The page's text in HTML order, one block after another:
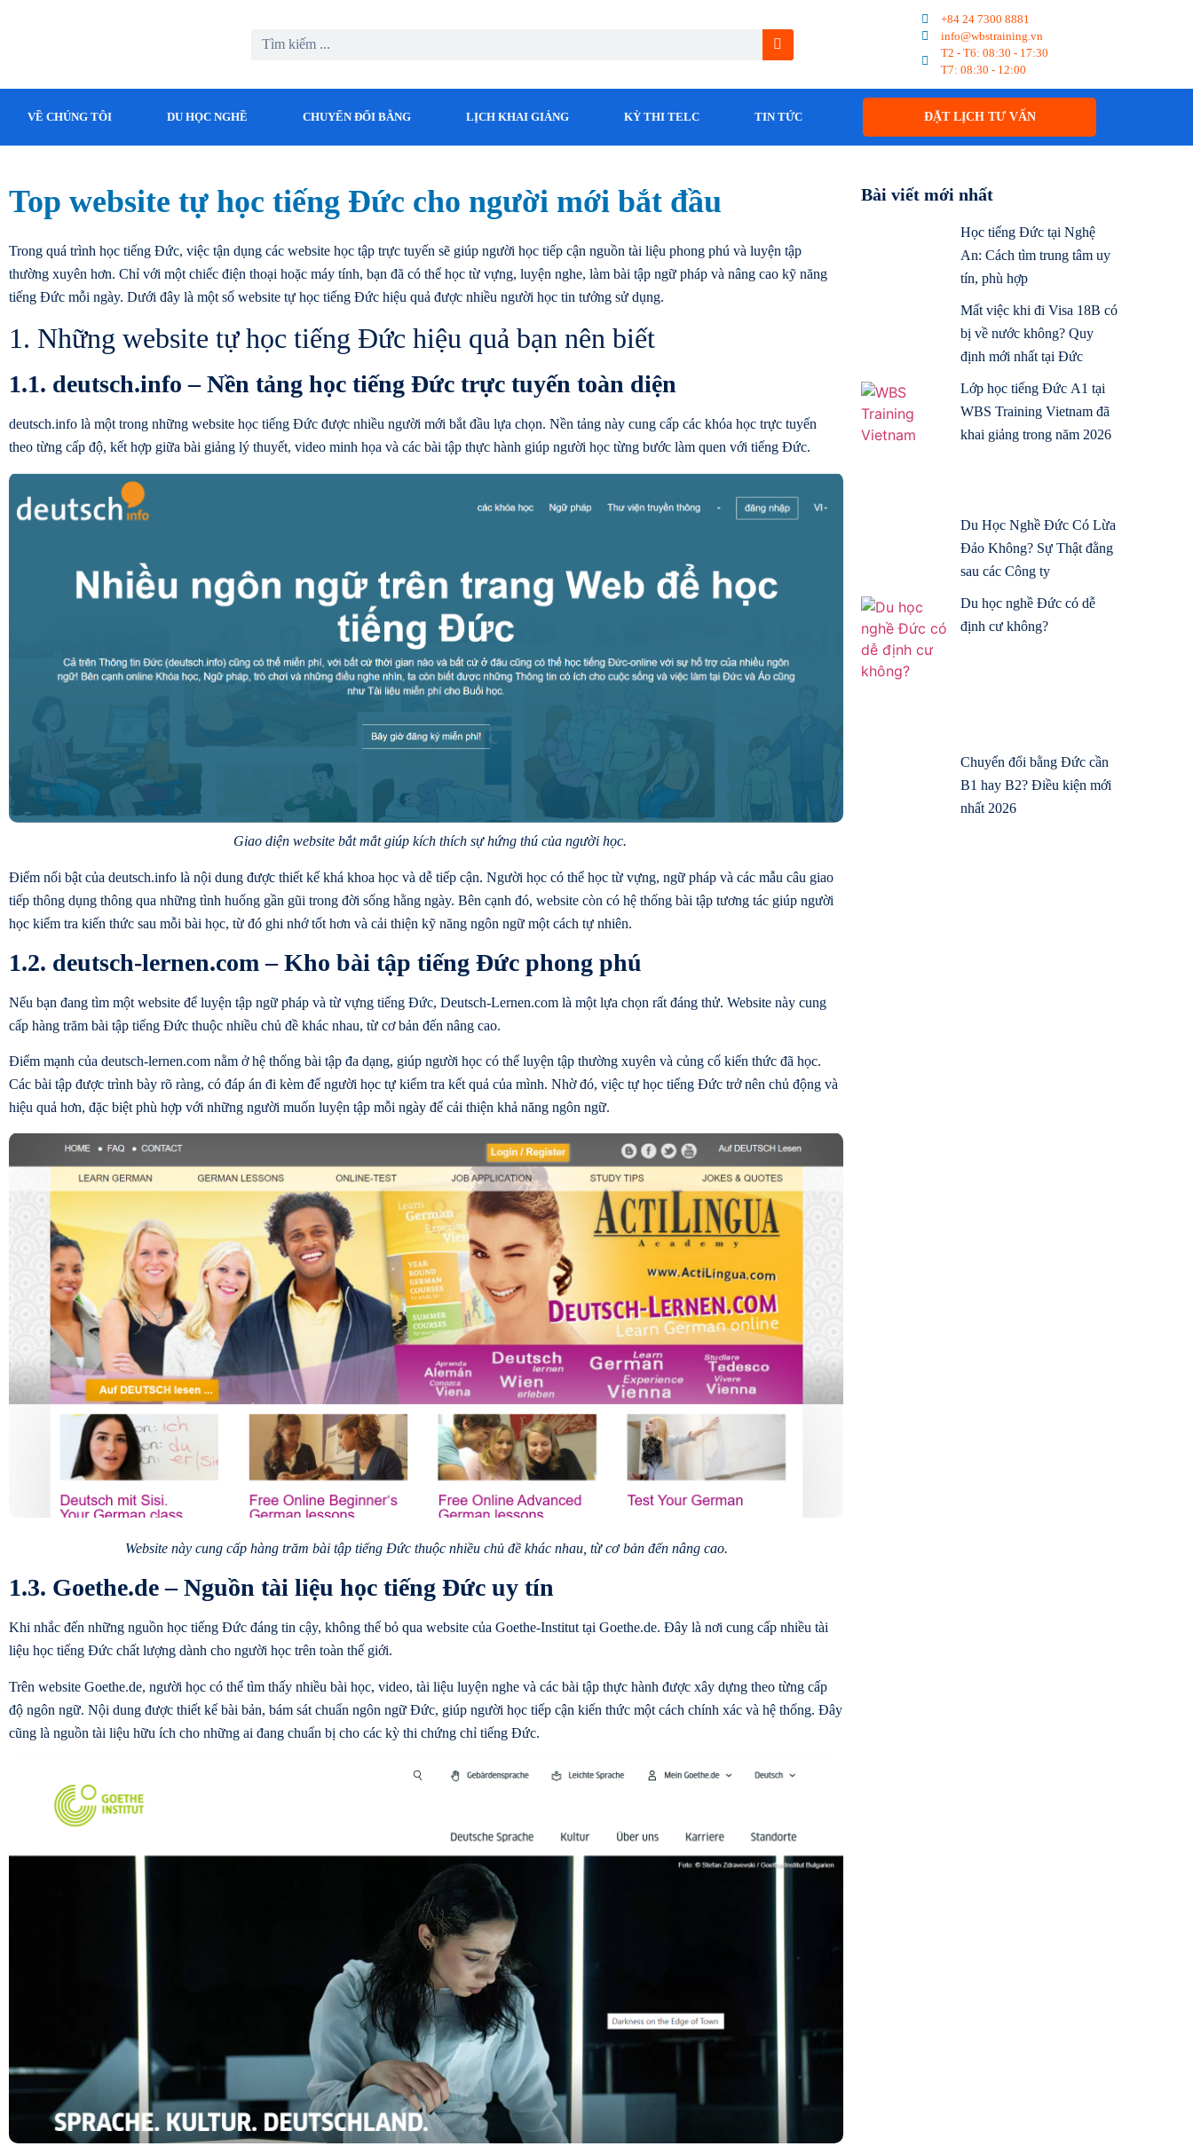
+84 24 7300 8881
info@wbstraining.vn
T2 - T6: 08:30 - 17:30
T7: 08:30 - 12:00
VỀ CHÚNG TÔI DU HỌC NGHỀ CHUYỂN ĐỔI BẰNG LỊCH KHAI GIẢNG KỲ THI TELC TIN TỨC ĐẶT LỊCH TƯ VẤN
Top website tự học tiếng Đức cho người mới bắt đầu
Trong quá trình học tiếng Đức, việc tận dụng các website học tập trực tuyến sẽ giúp người học tiếp cận nguồn tài liệu phong phú và luyện tập
thường xuyên hơn. Chỉ với một chiếc điện thoại hoặc máy tính, bạn đã có thể học từ vựng, luyện nghe, làm bài tập ngữ pháp và nâng cao kỹ năng
tiếng Đức mỗi ngày. Dưới đây là một số website tự học tiếng Đức hiệu quả được nhiều người học tin tưởng sử dụng.
1. Những website tự học tiếng Đức hiệu quả bạn nên biết
1.1. deutsch.info – Nền tảng học tiếng Đức trực tuyến toàn diện
deutsch.info là một trong những website học tiếng Đức được nhiều người mới bắt đầu lựa chọn. Nền tảng này cung cấp các khóa học trực tuyến
theo từng cấp độ, kết hợp giữa bài giảng lý thuyết, video minh họa và các bài tập thực hành giúp người học từng bước làm quen với tiếng Đức.
Giao diện website bắt mắt giúp kích thích sự hứng thú của người học.
Điểm nổi bật của deutsch.info là nội dung được thiết kế khá khoa học và dễ tiếp cận. Người học có thể học từ vựng, ngữ pháp và các mẫu câu giao
tiếp thông dụng thông qua những tình huống gần gũi trong đời sống hằng ngày. Bên cạnh đó, website còn có hệ thống bài tập tương tác giúp người
học kiểm tra kiến thức sau mỗi bài học, từ đó ghi nhớ tốt hơn và cải thiện kỹ năng ngôn ngữ một cách tự nhiên.
1.2. deutsch-lernen.com – Kho bài tập tiếng Đức phong phú
Nếu bạn đang tìm một website để luyện tập ngữ pháp và từ vựng tiếng Đức, Deutsch-Lernen.com là một lựa chọn rất đáng thử. Website này cung
cấp hàng trăm bài tập tiếng Đức thuộc nhiều chủ đề khác nhau, từ cơ bản đến nâng cao.
Điểm mạnh của deutsch-lernen.com nằm ở hệ thống bài tập đa dạng, giúp người học có thể luyện tập thường xuyên và củng cố kiến thức đã học.
Các bài tập được trình bày rõ ràng, có đáp án đi kèm để người học tự kiểm tra kết quả của mình. Nhờ đó, việc tự học tiếng Đức trở nên chủ động và
hiệu quả hơn, đặc biệt phù hợp với những người muốn luyện tập mỗi ngày để cải thiện khả năng ngôn ngữ.
Website này cung cấp hàng trăm bài tập tiếng Đức thuộc nhiều chủ đề khác nhau, từ cơ bản đến nâng cao.
1.3. Goethe.de – Nguồn tài liệu học tiếng Đức uy tín
Khi nhắc đến những nguồn học tiếng Đức đáng tin cậy, không thể bỏ qua website của Goethe-Institut tại Goethe.de. Đây là nơi cung cấp nhiều tài
liệu học tiếng Đức chất lượng dành cho người học trên toàn thế giới.
Trên website Goethe.de, người học có thể tìm thấy nhiều bài học, video, tài liệu luyện nghe và các bài tập thực hành được xây dựng theo từng cấp
độ ngôn ngữ. Nội dung được thiết kế bài bản, bám sát chuẩn ngôn ngữ Đức, giúp người học tiếp cận kiến thức một cách chính xác và hệ thống. Đây
cũng là nguồn tài liệu hữu ích cho những ai đang chuẩn bị cho các kỳ thi chứng chỉ tiếng Đức.
Bài viết mới nhất
Học tiếng Đức tại Nghệ
An: Cách tìm trung tâm uy
tín, phù hợp
Mất việc khi đi Visa 18B có
bị về nước không? Quy
định mới nhất tại Đức
Lớp học tiếng Đức A1 tại
WBS Training Vietnam đã
khai giảng trong năm 2026
Du Học Nghề Đức Có Lừa
Đảo Không? Sự Thật đằng
sau các Công ty
Du học nghề Đức có dễ
định cư không?
Chuyển đổi bằng Đức cần
B1 hay B2? Điều kiện mới
nhất 2026